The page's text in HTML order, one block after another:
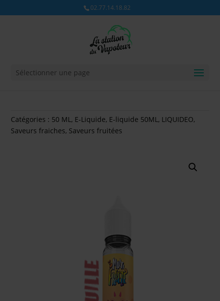
02.77.14.18.82
Sélectionner une page
Catégories : 50 ML, E-Liquide, E-liquide 50ML, LIQUIDEO,
Saveurs fraiches, Saveurs fruitées